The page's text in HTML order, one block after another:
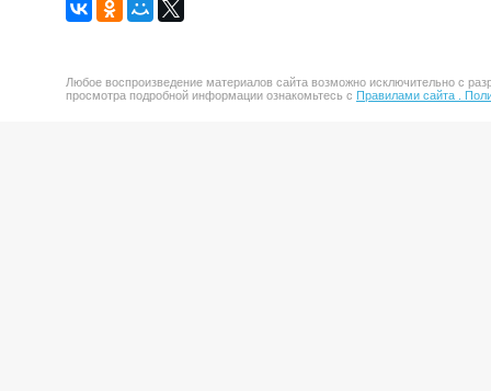
Любое воспроизведение материалов сайта возможно исключительно с
просмотра подробной информации ознакомьтесь с Правилами сайта .